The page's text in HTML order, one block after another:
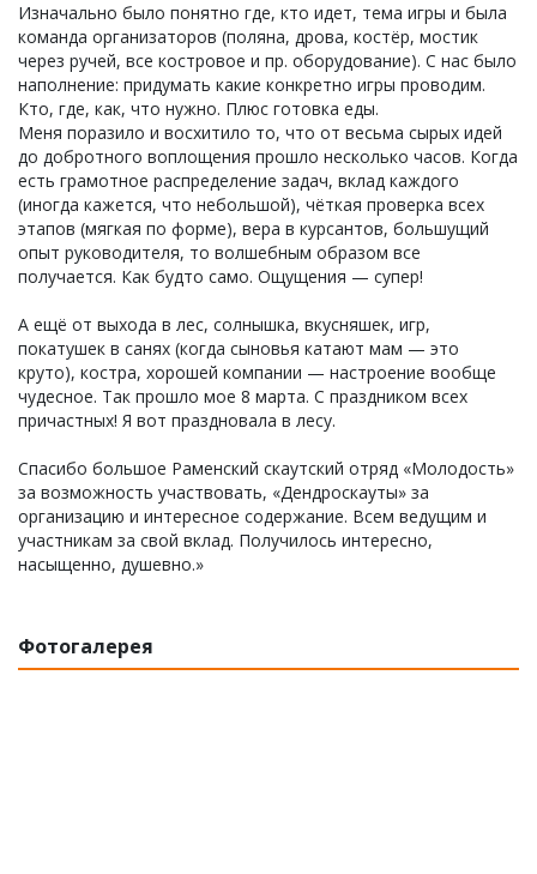
Изначально было понятно где, кто идет, тема игры и была
команда организаторов (поляна, дрова, костёр, мостик
через ручей, все костровое и пр. оборудование). С нас было
наполнение: придумать какие конкретно игры проводим.
Кто, где, как, что нужно. Плюс готовка еды.
Меня поразило и восхитило то, что от весьма сырых идей
до добротного воплощения прошло несколько часов. Когда
есть грамотное распределение задач, вклад каждого
(иногда кажется, что небольшой), чёткая проверка всех
этапов (мягкая по форме), вера в курсантов, большущий
опыт руководителя, то волшебным образом все
получается. Как будто само. Ощущения — супер!
А ещё от выхода в лес, солнышка, вкусняшек, игр,
покатушек в санях (когда сыновья катают мам — это
круто), костра, хорошей компании — настроение вообще
чудесное. Так прошло мое 8 марта. С праздником всех
причастных! Я вот праздновала в лесу.
Спасибо большое Раменский скаутский отряд «Молодость»
за возможность участвовать, «Дендроскауты» за
организацию и интересное содержание. Всем ведущим и
участникам за свой вклад. Получилось интересно,
насыщенно, душевно.»
Фотогалерея